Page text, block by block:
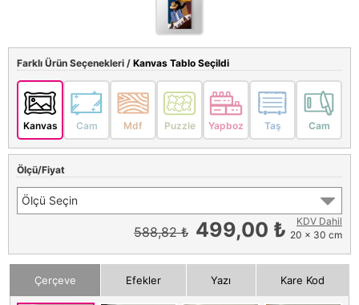
Farklı Ürün Seçenekleri / Kanvas Tablo Seçildi
Kanvas Cam Mdf Puzzle Yapboz Taş Cam
Ölçü/Fiyat
Ölçü Seçin
588,82 ₺ 499,00 ₺
KDV Dahil
20 x 30 cm
Çerçeve Efekler Yazı Kare Kod